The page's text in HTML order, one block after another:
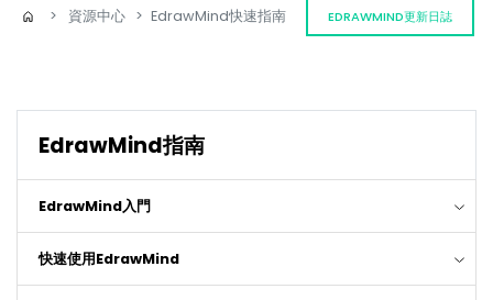
> 資源中心 > EdrawMind快速指南 EDRAWMIND更新日誌
EdrawMind指南
EdrawMind入門
快速使用EdrawMind